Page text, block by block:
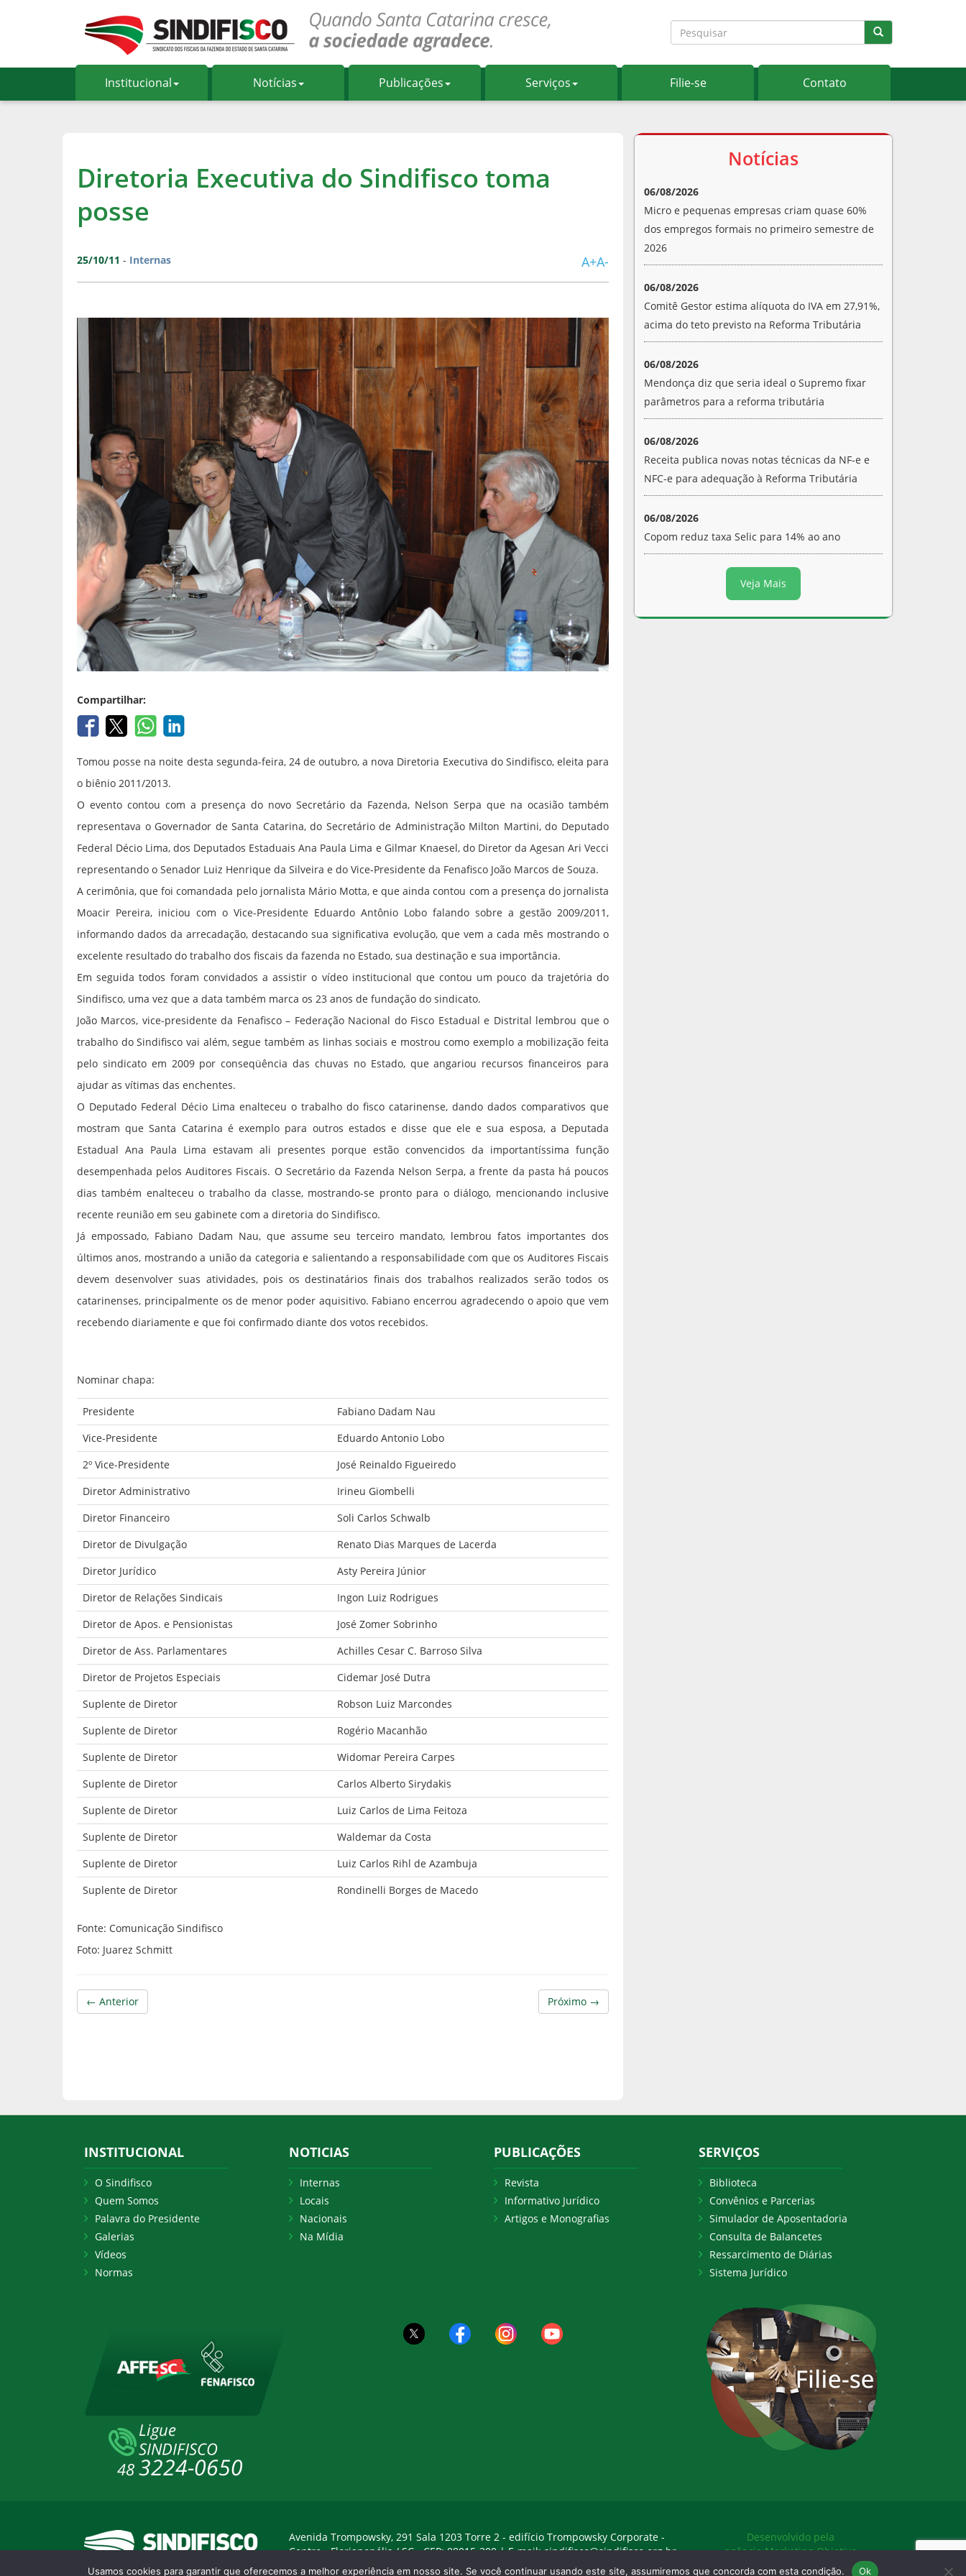
Institucional Notícias Publicações Serviços Filie-se Contato
Diretoria Executiva do Sindifisco toma
posse
25/10/11 - Internas A+A-
Compartilhar:
Tomou posse na noite desta segunda-feira, 24 de outubro, a nova Diretoria Executiva do Sindifisco, eleita para
o biênio 2011/2013.
O evento contou com a presença do novo Secretário da Fazenda, Nelson Serpa que na ocasião também
representava o Governador de Santa Catarina, do Secretário de Administração Milton Martini, do Deputado
Federal Décio Lima, dos Deputados Estaduais Ana Paula Lima e Gilmar Knaesel, do Diretor da Agesan Ari Vecci
representando o Senador Luiz Henrique da Silveira e do Vice-Presidente da Fenafisco João Marcos de Souza.
A cerimônia, que foi comandada pelo jornalista Mário Motta, e que ainda contou com a presença do jornalista
Moacir Pereira, iniciou com o Vice-Presidente Eduardo Antônio Lobo falando sobre a gestão 2009/2011,
informando dados da arrecadação, destacando sua significativa evolução, que vem a cada mês mostrando o
excelente resultado do trabalho dos fiscais da fazenda no Estado, sua destinação e sua importância.
Em seguida todos foram convidados a assistir o vídeo institucional que contou um pouco da trajetória do
Sindifisco, uma vez que a data também marca os 23 anos de fundação do sindicato.
João Marcos, vice-presidente da Fenafisco – Federação Nacional do Fisco Estadual e Distrital lembrou que o
trabalho do Sindifisco vai além, segue também as linhas sociais e mostrou como exemplo a mobilização feita
pelo sindicato em 2009 por conseqüência das chuvas no Estado, que angariou recursos financeiros para
ajudar as vítimas das enchentes.
O Deputado Federal Décio Lima enalteceu o trabalho do fisco catarinense, dando dados comparativos que
mostram que Santa Catarina é exemplo para outros estados e disse que ele e sua esposa, a Deputada
Estadual Ana Paula Lima estavam ali presentes porque estão convencidos da importantíssima função
desempenhada pelos Auditores Fiscais. O Secretário da Fazenda Nelson Serpa, a frente da pasta há poucos
dias também enalteceu o trabalho da classe, mostrando-se pronto para o diálogo, mencionando inclusive
recente reunião em seu gabinete com a diretoria do Sindifisco.
Já empossado, Fabiano Dadam Nau, que assume seu terceiro mandato, lembrou fatos importantes dos
últimos anos, mostrando a união da categoria e salientando a responsabilidade com que os Auditores Fiscais
devem desenvolver suas atividades, pois os destinatários finais dos trabalhos realizados serão todos os
catarinenses, principalmente os de menor poder aquisitivo. Fabiano encerrou agradecendo o apoio que vem
recebendo diariamente e que foi confirmado diante dos votos recebidos.
Nominar chapa:
Presidente
Fabiano Dadam Nau
Vice-Presidente
Eduardo Antonio Lobo
2º Vice-Presidente
José Reinaldo Figueiredo
Diretor Administrativo
Irineu Giombelli
Diretor Financeiro
Soli Carlos Schwalb
Diretor de Divulgação
Renato Dias Marques de Lacerda
Diretor Jurídico
Asty Pereira Júnior
Diretor de Relações Sindicais
Ingon Luiz Rodrigues
Diretor de Apos. e Pensionistas
José Zomer Sobrinho
Diretor de Ass. Parlamentares
Achilles Cesar C. Barroso Silva
Diretor de Projetos Especiais
Cidemar José Dutra
Suplente de Diretor
Robson Luiz Marcondes
Suplente de Diretor
Rogério Macanhão
Suplente de Diretor
Widomar Pereira Carpes
Suplente de Diretor
Carlos Alberto Sirydakis
Suplente de Diretor
Luiz Carlos de Lima Feitoza
Suplente de Diretor
Waldemar da Costa
Suplente de Diretor
Luiz Carlos Rihl de Azambuja
Suplente de Diretor
Rondinelli Borges de Macedo
Fonte: Comunicação Sindifisco
Foto: Juarez Schmitt
Próximo →
← Anterior
Notícias
06/08/2026
Micro e pequenas empresas criam quase 60%
dos empregos formais no primeiro semestre de
2026
06/08/2026
Comitê Gestor estima alíquota do IVA em 27,91%,
acima do teto previsto na Reforma Tributária
06/08/2026
Mendonça diz que seria ideal o Supremo fixar
parâmetros para a reforma tributária
06/08/2026
Receita publica novas notas técnicas da NF-e e
NFC-e para adequação à Reforma Tributária
06/08/2026
Copom reduz taxa Selic para 14% ao ano
Veja Mais
INSTITUCIONAL
O Sindifisco
Quem Somos
Palavra do Presidente
Galerias
Vídeos
Normas
NOTICIAS
Internas
Locais
Nacionais
Na Mídia
PUBLICAÇÕES
Revista
Informativo Jurídico
Artigos e Monografias
SERVIÇOS
Biblioteca
Convênios e Parcerias
Simulador de Aposentadoria
Consulta de Balancetes
Ressarcimento de Diárias
Sistema Jurídico
Avenida Trompowsky, 291 Sala 1203 Torre 2 - edifício Trompowsky Corporate -
Centro - Florianopólis / SC - CEP: 88015-300 |E-mail:sindifisco@sindifisco.org.br
Desenvolvido pela
agência Marketing Objetivo
Usamos cookies para garantir que oferecemos a melhor experiência em nosso site. Se você continuar usando este site, assumiremos que concorda com esta condição. Ok